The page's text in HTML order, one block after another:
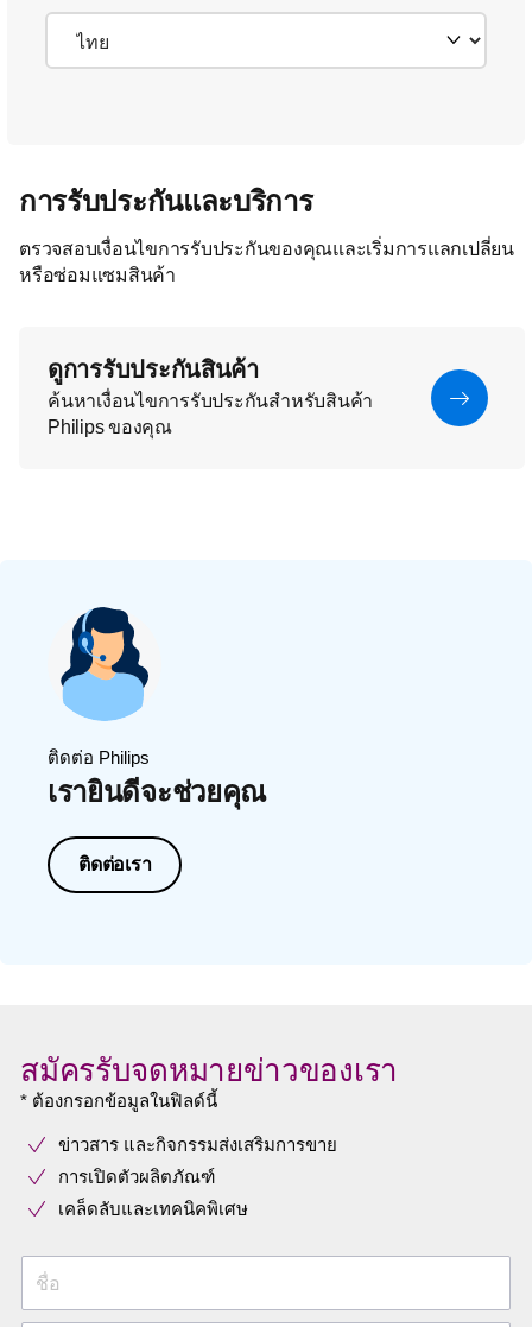
การรับประกันและบริการ
ตรวจสอบเงื่อนไขการรับประกันของคุณและเริ่มการแลกเปลี่ยน
หรือซ่อมแซมสินค้า
ดูการรับประกันสินค้า
ค้นหาเงื่อนไขการรับประกันสำหรับสินค้า
Philips ของคุณ
ติดต่อ Philips
เรายินดีจะช่วยคุณ
ติดต่อเรา
สมัครรับจดหมายข่าวของเรา
* ต้องกรอกข้อมูลในฟิลด์นี้
ข่าวสาร และกิจกรรมส่งเสริมการขาย
การเปิดตัวผลิตภัณฑ์
เคล็ดลับและเทคนิคพิเศษ
ชื่อ